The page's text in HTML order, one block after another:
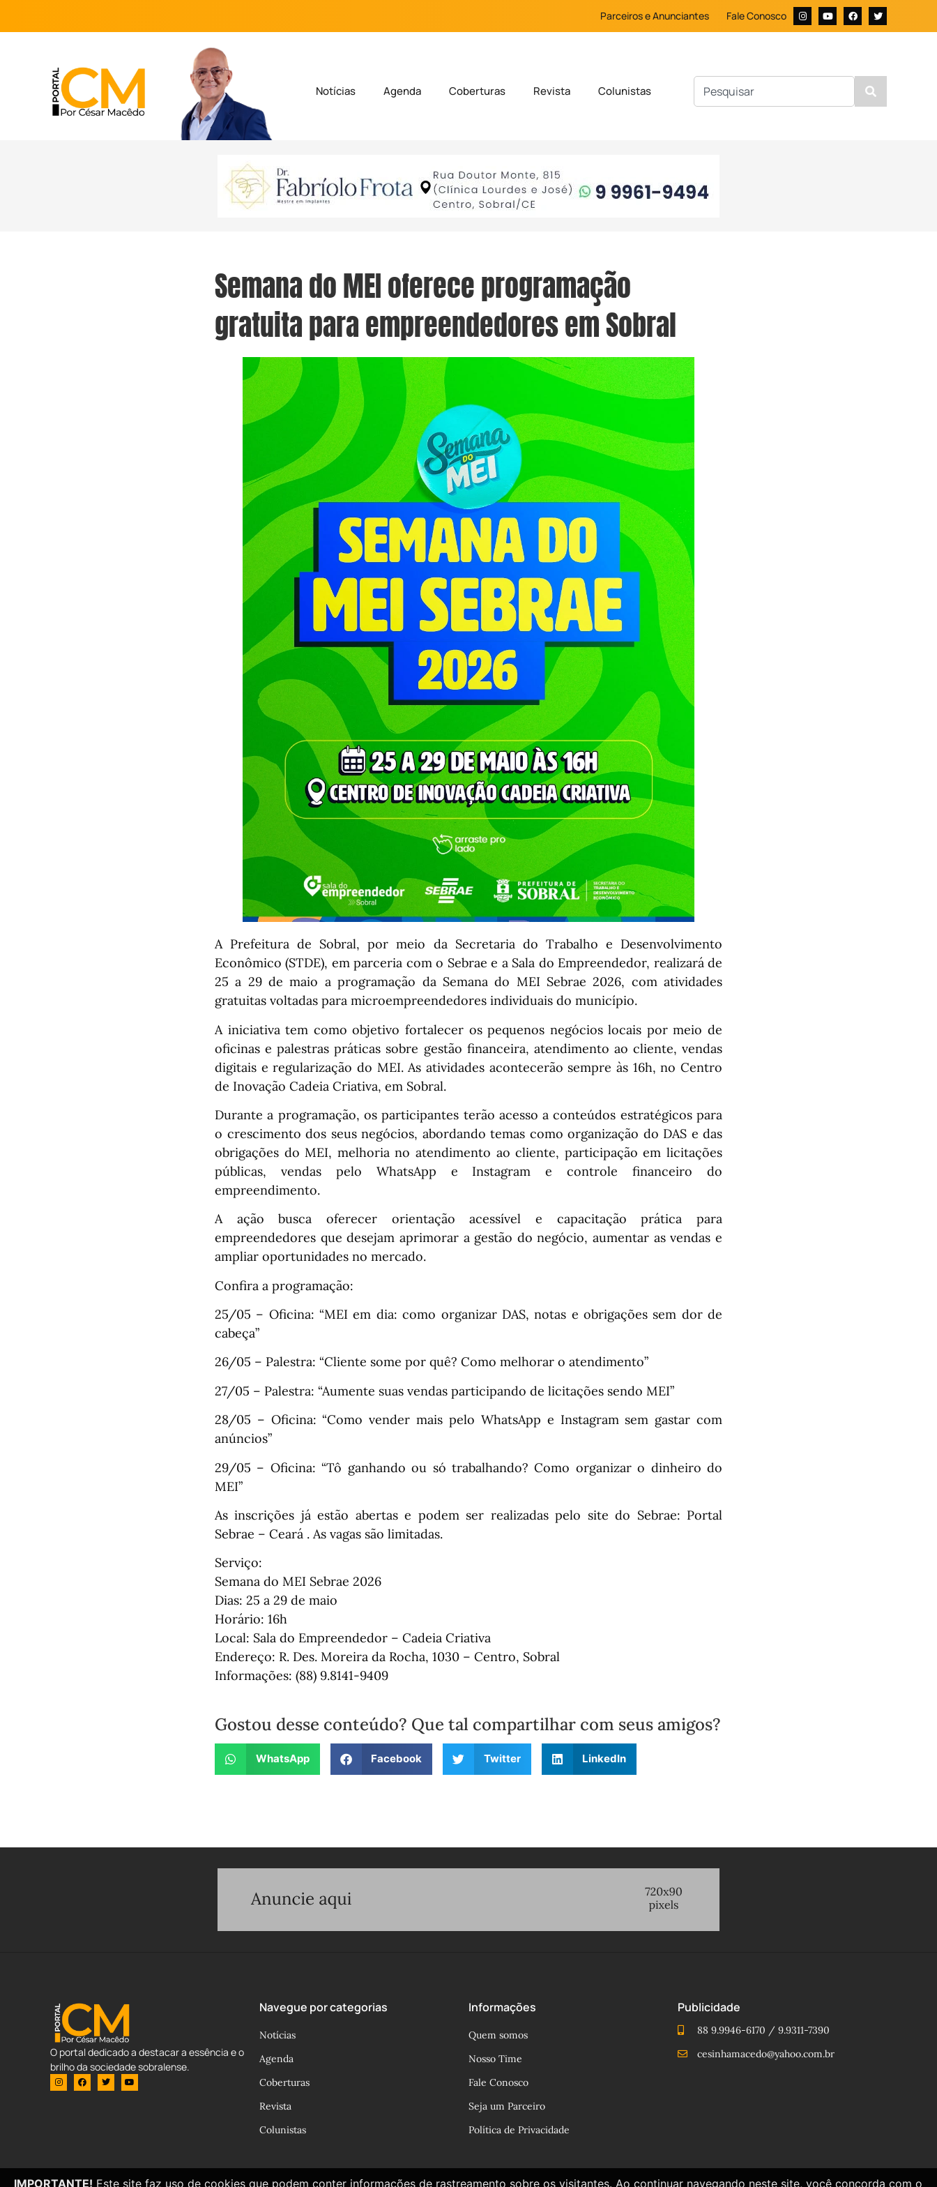
Parceiros e Anunciantes Fale Conosco
Notícias Agenda Coberturas Revista Colunistas
Semana do MEI oferece programação
gratuita para empreendedores em Sobral
A Prefeitura de Sobral, por meio da Secretaria do Trabalho e Desenvolvimento
Econômico (STDE), em parceria com o Sebrae e a Sala do Empreendedor, realizará de
25 a 29 de maio a programação da Semana do MEI Sebrae 2026, com atividades
gratuitas voltadas para microempreendedores individuais do município.
A iniciativa tem como objetivo fortalecer os pequenos negócios locais por meio de
oficinas e palestras práticas sobre gestão financeira, atendimento ao cliente, vendas
digitais e regularização do MEI. As atividades acontecerão sempre às 16h, no Centro
de Inovação Cadeia Criativa, em Sobral.
Durante a programação, os participantes terão acesso a conteúdos estratégicos para
o crescimento dos seus negócios, abordando temas como organização do DAS e das
obrigações do MEI, melhoria no atendimento ao cliente, participação em licitações
públicas, vendas pelo WhatsApp e Instagram e controle financeiro do
empreendimento.
A ação busca oferecer orientação acessível e capacitação prática para
empreendedores que desejam aprimorar a gestão do negócio, aumentar as vendas e
ampliar oportunidades no mercado.
Confira a programação:
25/05 – Oficina: “MEI em dia: como organizar DAS, notas e obrigações sem dor de
cabeça”
26/05 – Palestra: “Cliente some por quê? Como melhorar o atendimento”
27/05 – Palestra: “Aumente suas vendas participando de licitações sendo MEI”
28/05 – Oficina: “Como vender mais pelo WhatsApp e Instagram sem gastar com
anúncios”
29/05 – Oficina: “Tô ganhando ou só trabalhando? Como organizar o dinheiro do
MEI”
As inscrições já estão abertas e podem ser realizadas pelo site do Sebrae: Portal
Sebrae – Ceará . As vagas são limitadas.
Serviço:
Semana do MEI Sebrae 2026
Dias: 25 a 29 de maio
Horário: 16h
Local: Sala do Empreendedor – Cadeia Criativa
Endereço: R. Des. Moreira da Rocha, 1030 – Centro, Sobral
Informações: (88) 9.8141-9409
Gostou desse conteúdo? Que tal compartilhar com seus amigos?
WhatsApp Facebook Twitter LinkedIn
O portal dedicado a destacar a essência e o
brilho da sociedade sobralense.
Navegue por categorias
Notícias
Agenda
Coberturas
Revista
Colunistas
Informações
Quem somos
Nosso Time
Fale Conosco
Seja um Parceiro
Política de Privacidade
Publicidade
88 9.9946-6170 / 9.9311-7390
cesinhamacedo@yahoo.com.br
IMPORTANTE! Este site faz uso de cookies que podem conter informações de rastreamento sobre os visitantes. Ao continuar navegando neste site, você concorda com o